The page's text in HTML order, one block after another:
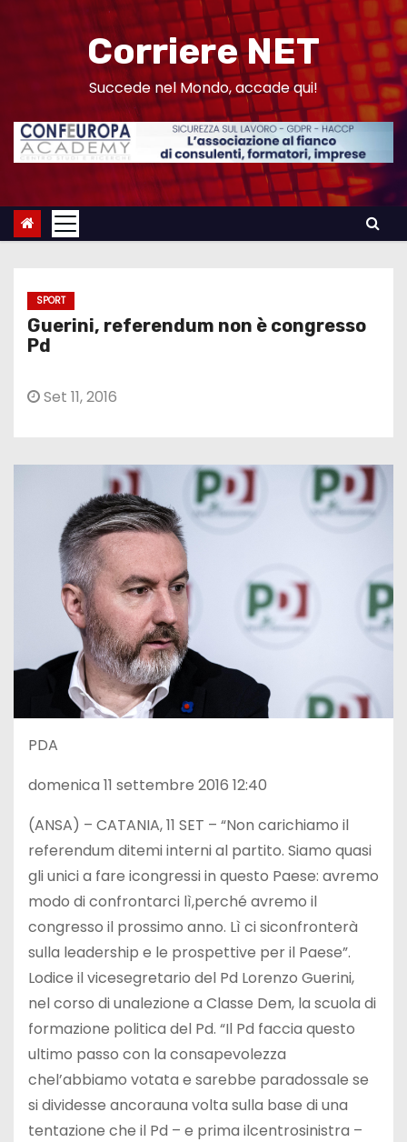
n
Corriere NET
Succede nel Mondo, accade qui!
SPORT
Guerini, referendum non è congresso
Pd
Set 11, 2016
PDA
domenica 11 settembre 2016 12:40
(ANSA) – CATANIA, 11 SET – “Non carichiamo il
referendum ditemi interni al partito. Siamo quasi
gli unici a fare icongressi in questo Paese: avremo
modo di confrontarci lì,perché avremo il
congresso il prossimo anno. Lì ci siconfronterà
sulla leadership e le prospettive per il Paese”.
Lodice il vicesegretario del Pd Lorenzo Guerini,
nel corso di unalezione a Classe Dem, la scuola di
formazione politica del Pd. “Il Pd faccia questo
ultimo passo con la consapevolezza
chel’abbiamo votata e sarebbe paradossale se
si dividesse ancorauna volta sulla base di una
tentazione che il Pd – e prima ilcentrosinistra –